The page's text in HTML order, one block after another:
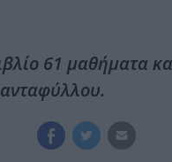
61 μαθήματα